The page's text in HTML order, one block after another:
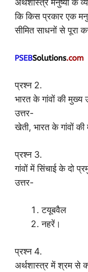
अर्थशास्त्र मनुष्यों के
कि किस प्रकार एक
सीमित साधनों से पूरा
प्रश्न 2.
भारत के गांवों की मुख्य
उत्तर-
खेती, भारत के गांवों
प्रश्न 3.
गांवों में सिंचाई के दो
उत्तर-
टयूबवैल
नहरें।
प्रश्न 4.
अर्थशास्त्र में श्रम से